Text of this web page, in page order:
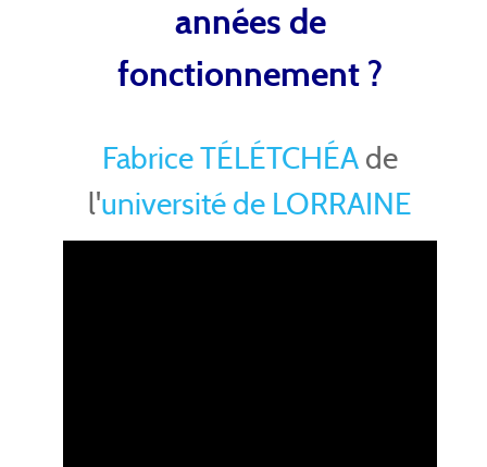
années de
fonctionnement ?
Fabrice TÉLÉTCHÉA de
l'université de LORRAINE